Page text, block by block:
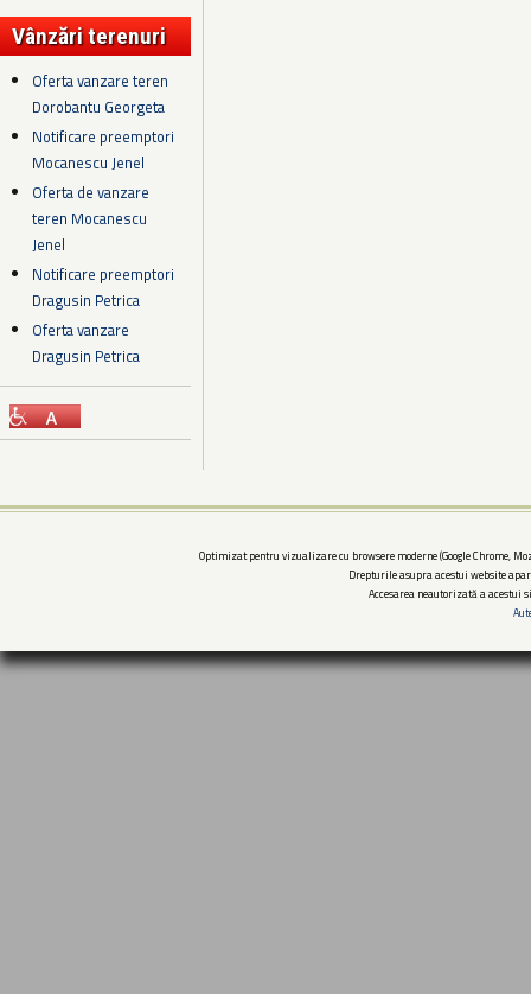
Vânzări terenuri
Oferta vanzare teren
Dorobantu Georgeta
Notificare preemptori
Mocanescu Jenel
Oferta de vanzare
teren Mocanescu
Jenel
Notificare preemptori
Dragusin Petrica
Oferta vanzare
Dragusin Petrica
Optimizat pentru vizualizare cu browsere moderne (Google Chrome,
Drepturile asupra acestui website
Accesarea neautorizată a acestui